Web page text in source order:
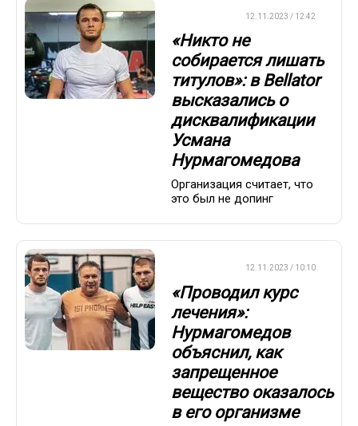
12.11.2023 / 12:42
«Никто не
собирается лишать
титулов»: в Bellator
высказались о
дисквалификации
Усмана
Нурмагомедова
Организация считает, что
это был не допинг
12.11.2023 / 10:10
«Проводил курс
лечения»:
Нурмагомедов
объяснил, как
запрещенное
вещество оказалось
в его организме